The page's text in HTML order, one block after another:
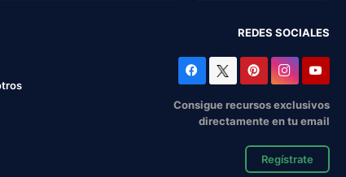
REDES SOCIALES
Consigue recursos exclusivos
directamente en tu email
Regístrate